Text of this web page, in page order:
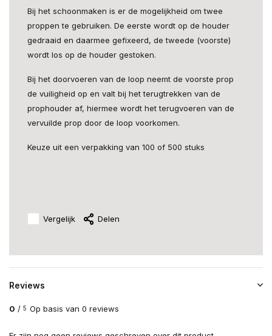
Bij het schoonmaken is er de mogelijkheid om twee
proppen te gebruiken. De eerste wordt op de houder
gedraaid en daarmee gefixeerd, de tweede (voorste)
wordt los op de houder gestoken.
Bij het doorvoeren van de loop neemt de voorste prop
de vuiligheid op en valt bij het terugtrekken van de
prophouder af, hiermee wordt het terugvoeren van de
vervuilde prop door de loop voorkomen.
Keuze uit een verpakking van 100 of 500 stuks
Vergelijk Delen
Reviews
0 / 5 Op basis van 0 reviews